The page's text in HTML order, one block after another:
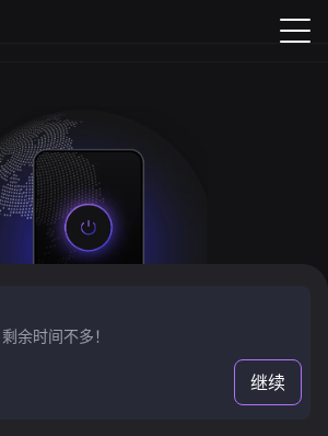
余时间不多！
继续